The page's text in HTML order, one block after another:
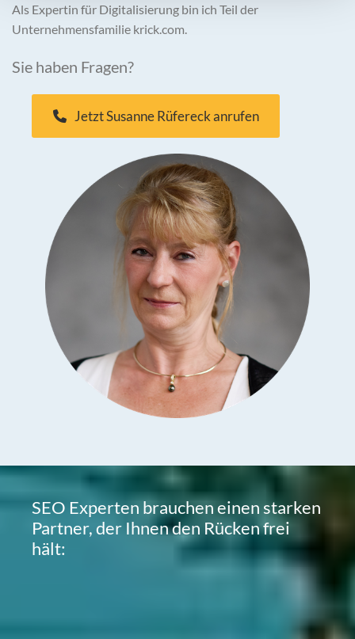
Als Expertin für Digitalisierung bin ich Teil der
Unternehmensfamilie krick.com.
Sie haben Fragen?
Jetzt Susanne Rüfereck anrufen
SEO Experten brauchen einen starken
Partner, der Ihnen den Rücken frei
hält: